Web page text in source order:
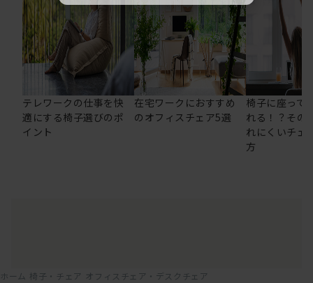
テレワークの仕事を快
適にする椅子選びのポ
イント
在宅ワークにおすすめ
のオフィスチェア5選
椅子に座って
れる！？その
れにくいチェ
方
ホーム 椅子・チェア オフィスチェア・デスクチェア